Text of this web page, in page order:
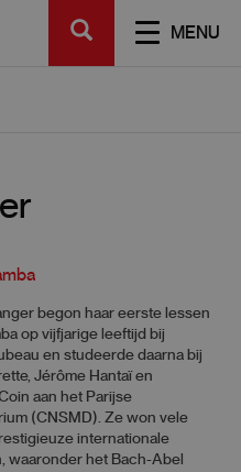
MENU
SEARCH
begon haar eerste lessen
op vijfjarige leeftijd bij
en studeerde daarna bij
Jérôme Hantaï en
aan het Parijse
(CNSMD). Ze won vele
internationale
waaronder het Bach-Abel